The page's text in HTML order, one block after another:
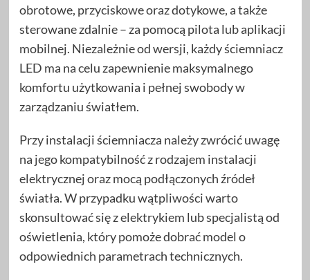
obrotowe, przyciskowe oraz dotykowe, a także
sterowane zdalnie – za pomocą pilota lub aplikacji
mobilnej. Niezależnie od wersji, każdy ściemniacz
LED ma na celu zapewnienie maksymalnego
komfortu użytkowania i pełnej swobody w
zarządzaniu światłem.
Przy instalacji ściemniacza należy zwrócić uwagę
na jego kompatybilność z rodzajem instalacji
elektrycznej oraz mocą podłączonych źródeł
światła. W przypadku wątpliwości warto
skonsultować się z elektrykiem lub specjalistą od
oświetlenia, który pomoże dobrać model o
odpowiednich parametrach technicznych.